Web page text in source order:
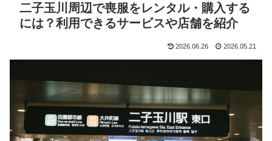
二子玉川周辺で喪服をレンタル・購入する
には？利用できるサービスや店舗を紹介
2026.06.26 2026.05.21